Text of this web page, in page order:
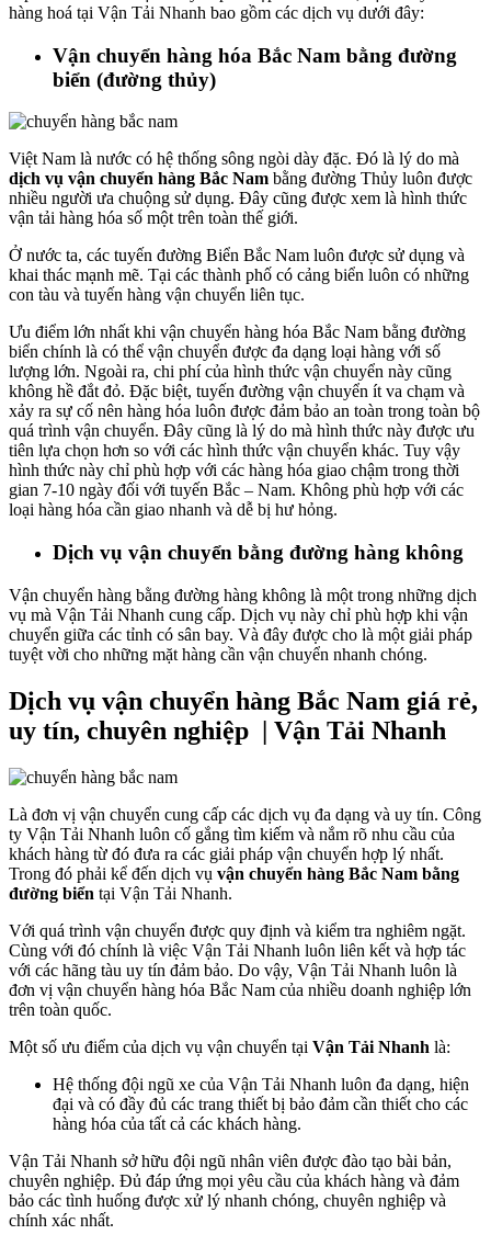
hàng hoá tại Vận Tải Nhanh bao gồm các dịch vụ dưới đây:
Vận chuyển hàng hóa Bắc Nam bằng đường
biển (đường thủy)
Việt Nam là nước có hệ thống sông ngòi dày đặc. Đó là lý do mà
dịch vụ vận chuyển hàng Bắc Nam bằng đường Thủy luôn được
nhiều người ưa chuộng sử dụng. Đây cũng được xem là hình thức
vận tải hàng hóa số một trên toàn thế giới.
Ở nước ta, các tuyến đường Biển Bắc Nam luôn được sử dụng và
khai thác mạnh mẽ. Tại các thành phố có cảng biển luôn có những
con tàu và tuyến hàng vận chuyển liên tục.
Ưu điểm lớn nhất khi vận chuyển hàng hóa Bắc Nam bằng đường
biển chính là có thể vận chuyển được đa dạng loại hàng với số
lượng lớn. Ngoài ra, chi phí của hình thức vận chuyển này cũng
không hề đắt đỏ. Đặc biệt, tuyến đường vận chuyển ít va chạm và
xảy ra sự cố nên hàng hóa luôn được đảm bảo an toàn trong toàn bộ
quá trình vận chuyển. Đây cũng là lý do mà hình thức này được ưu
tiên lựa chọn hơn so với các hình thức vận chuyển khác. Tuy vậy
hình thức này chỉ phù hợp với các hàng hóa giao chậm trong thời
gian 7-10 ngày đối với tuyến Bắc – Nam. Không phù hợp với các
loại hàng hóa cần giao nhanh và dễ bị hư hỏng.
Dịch vụ vận chuyển bằng đường hàng không
Vận chuyển hàng bằng đường hàng không là một trong những dịch
vụ mà Vận Tải Nhanh cung cấp. Dịch vụ này chỉ phù hợp khi vận
chuyển giữa các tỉnh có sân bay. Và đây được cho là một giải pháp
tuyệt vời cho những mặt hàng cần vận chuyển nhanh chóng.
Dịch vụ vận chuyển hàng Bắc Nam giá rẻ,
uy tín, chuyên nghiệp | Vận Tải Nhanh
Là đơn vị vận chuyển cung cấp các dịch vụ đa dạng và uy tín. Công
ty Vận Tải Nhanh luôn cố gắng tìm kiếm và nắm rõ nhu cầu của
khách hàng từ đó đưa ra các giải pháp vận chuyển hợp lý nhất.
Trong đó phải kể đến dịch vụ vận chuyển hàng Bắc Nam bằng
đường biển tại Vận Tải Nhanh.
Với quá trình vận chuyển được quy định và kiểm tra nghiêm ngặt.
Cùng với đó chính là việc Vận Tải Nhanh luôn liên kết và hợp tác
với các hãng tàu uy tín đảm bảo. Do vậy, Vận Tải Nhanh luôn là
đơn vị vận chuyển hàng hóa Bắc Nam của nhiều doanh nghiệp lớn
trên toàn quốc.
Một số ưu điểm của dịch vụ vận chuyển tại Vận Tải Nhanh là:
Hệ thống đội ngũ xe của Vận Tải Nhanh luôn đa dạng, hiện
đại và có đầy đủ các trang thiết bị bảo đảm cần thiết cho các
hàng hóa của tất cả các khách hàng.
Vận Tải Nhanh sở hữu đội ngũ nhân viên được đào tạo bài bản,
chuyên nghiệp. Đủ đáp ứng mọi yêu cầu của khách hàng và đảm
bảo các tình huống được xử lý nhanh chóng, chuyên nghiệp và
chính xác nhất.